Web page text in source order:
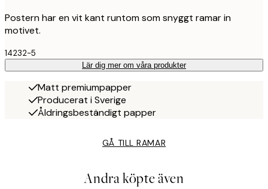
Postern har en vit kant runtom som snyggt ramar in
motivet.
14232-5
Lär dig mer om våra produkter
Matt premiumpapper
Producerat i Sverige
Åldringsbeständigt papper
GÅ TILL RAMAR
Andra köpte även